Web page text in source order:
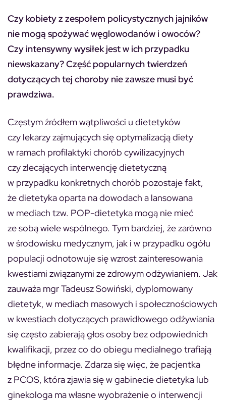
Czy kobiety z zespołem policystycznych jajników
nie mogą spożywać węglowodanów i owoców?
Czy intensywny wysiłek jest w ich przypadku
niewskazany? Część popularnych twierdzeń
dotyczących tej choroby nie zawsze musi być
prawdziwa.
Częstym źródłem wątpliwości u dietetyków
czy lekarzy zajmujących się optymalizacją diety
w ramach profilaktyki chorób cywilizacyjnych
czy zlecających interwencję dietetyczną
w przypadku konkretnych chorób pozostaje fakt,
że dietetyka oparta na dowodach a lansowana
w mediach tzw. POP-dietetyka mogą nie mieć
ze sobą wiele wspólnego. Tym bardziej, że zarówno
w środowisku medycznym, jak i w przypadku ogółu
populacji odnotowuje się wzrost zainteresowania
kwestiami związanymi ze zdrowym odżywianiem. Jak
zauważa mgr Tadeusz Sowiński, dyplomowany
dietetyk, w mediach masowych i społecznościowych
w kwestiach dotyczących prawidłowego odżywiania
się często zabierają głos osoby bez odpowiednich
kwalifikacji, przez co do obiegu medialnego trafiają
błędne informacje. Zdarza się więc, że pacjentka
z PCOS, która zjawia się w gabinecie dietetyka lub
ginekologa ma własne wyobrażenie o interwencji